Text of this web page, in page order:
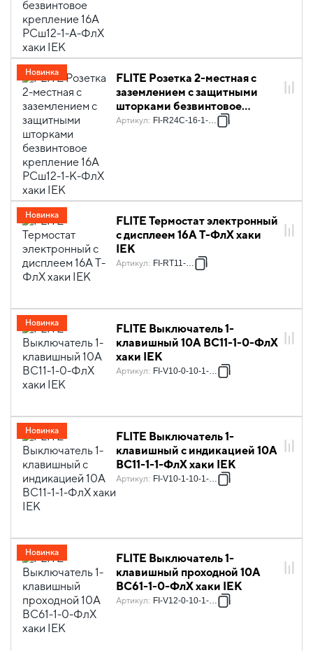
FLITE Розетка 2-местная с
заземлением с защитными
шторками безвинтовое
крепление 16А РСш12-1-К-
Артикул: FI-R24C-16-1-K59
Новинка
FLITE Термостат электронный
с дисплеем 16А Т-ФлХ хаки
IEK
Артикул: FI-RT11-K59
Новинка
FLITE Выключатель 1-
клавишный 10А ВС11-1-0-ФлХ
хаки IEK
Артикул: FI-V10-0-10-1-K59
Новинка
FLITE Выключатель 1-
клавишный с индикацией 10А
ВС11-1-1-ФлХ хаки IEK
Артикул: FI-V10-1-10-1-K59
Новинка
FLITE Выключатель 1-
клавишный проходной 10А
ВС61-1-0-ФлХ хаки IEK
Артикул: FI-V12-0-10-1-K59
Новинка